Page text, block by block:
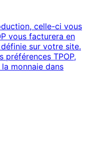
celle-ci vous
vous facturera en
sur votre site.
préférences TPOP,
monnaie dans